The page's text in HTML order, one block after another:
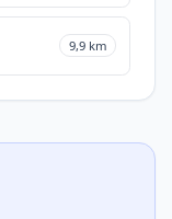
9,9 km